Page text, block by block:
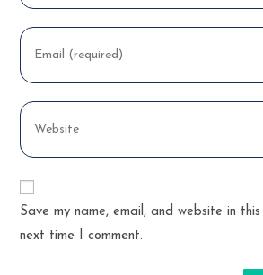
name
or
username
to
Enter
your
email
address
comment
Enter
your
website
URL
(optional)
Save my name, email, and website in
next time I comment.